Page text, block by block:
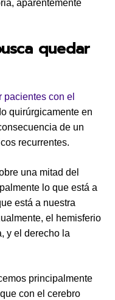
aparentemente
quedar
pacientes con el
quirúrgicamente en
de un
recurrentes.
una mitad del
lo que está a
está a nuestra
el hemisferio
y el derecho la
principalmente
con el cerebro